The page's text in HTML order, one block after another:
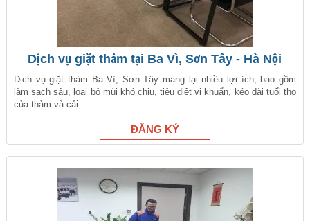
Dịch vụ giặt thảm tại Ba Vì, Sơn Tây - Hà Nội
Dịch vụ giặt thảm Ba Vì, Sơn Tây mang lại nhiều lợi ích, bao gồm
làm sạch sâu, loại bỏ mùi khó chịu, tiêu diệt vi khuẩn, kéo dài tuổi thọ
của thảm và cải...